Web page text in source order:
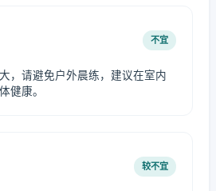
不宜
，请避免户外晨练，建议在室内
健康。
较不宜